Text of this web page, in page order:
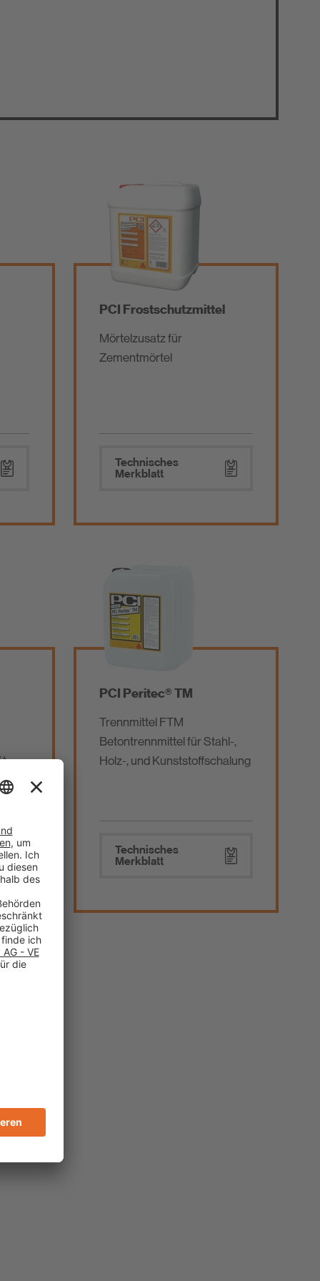
PCI Frostschutzmittel
Mörtelzusatz für
Zementmörtel
Technisches
Merkblatt
PCI Peritec® TM
Trennmittel FTM
Betontrennmittel für Stahl-,
Holz-, und Kunststoffschalung
Technisches
Merkblatt